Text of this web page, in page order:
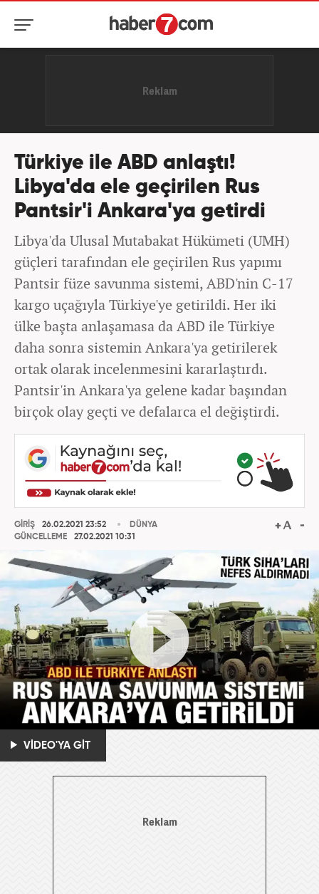
Türkiye ile ABD anlaştı!
Libya'da ele geçirilen Rus
Pantsir'i Ankara'ya getirdi
Libya'da Ulusal Mutabakat Hükümeti (UMH)
güçleri tarafından ele geçirilen Rus yapımı
Pantsir füze savunma sistemi, ABD'nin C-17
kargo uçağıyla Türkiye'ye getirildi. Her iki
ülke başta anlaşamasa da ABD ile Türkiye
daha sonra sistemin Ankara'ya getirilerek
ortak olarak incelenmesini kararlaştırdı.
Pantsir'in Ankara'ya gelene kadar başından
birçok olay geçti ve defalarca el değiştirdi.
GİRİŞ
26.02.2021 23:52
GÜNCELLEME
27.02.2021 10:31
DÜNYA
VİDEO'YA GİT